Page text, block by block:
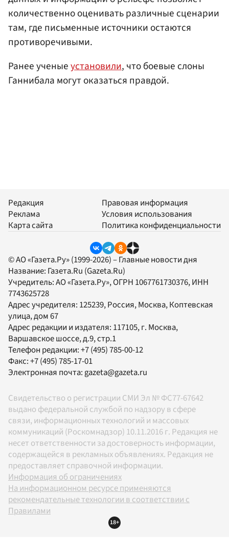
количественно оценивать различные сценарии
там, где письменные источники остаются
противоречивыми.
Ранее ученыеустановили, что боевые слоны
Ганнибала могут оказаться правдой.
Редакция
Реклама
Карта сайта
Правовая информация
Условия использования
Политика конфиденциальности
© АО «Газета.Ру» (1999-2026) – Главные новости дня
Название: Газета.Ru (Gazeta.Ru)
Учредитель:АО «Газета.Ру», ОГРН 1067761730376, ИНН
7743625728
Адрес учредителя: 125239, Россия, Москва, Коптевская
улица, дом 67
Адрес редакции и издателя: 117105, г. Москва,
Варшавское шоссе, д.9, стр.1
Телефон редакции:+7 (495) 785-00-12
Факс:+7 (495) 785-17-01
Электронная почта: gazeta@gazeta.ru
Свидетельство о регистрации СМИ Эл № ФС77-67642
выдано федеральной службой по надзору в сфере
связи, информационных технологий и массовых
коммуникаций (Роскомнадзор) 10.11.2016 г. Редакция не
несет ответственности за достоверность информации,
содержащейся в рекламных объявлениях. Редакция не
предоставляет справочной информации.
Информация об ограничениях
На информационном ресурсе применяются
рекомендательные технологии в соответствии с
Правилами
18+